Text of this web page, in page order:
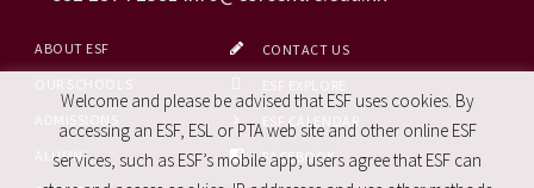
ABOUT ESF
ALUMNI
CONTACT US
ESF CALENDAR
FACEBOOK
Welcome and please be advised that ESF uses cookies. By
accessing an ESF, ESL or PTA web site and other online ESF
services, such as ESF’s mobile app, users agree that ESF can